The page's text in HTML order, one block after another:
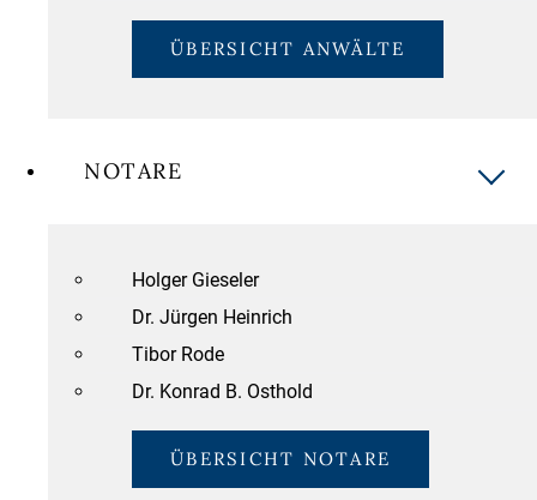
ÜBERSICHT ANWÄLTE
NOTARE
Holger Gieseler
Dr. Jürgen Heinrich
Tibor Rode
Dr. Konrad B. Osthold
ÜBERSICHT NOTARE